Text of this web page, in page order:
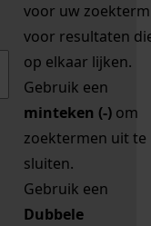
voor uw zoekterm
voor resultaten
op elkaar lijken.
Gebruik een
minteken (-) om
zoektermen uit te
sluiten.
Gebruik een
Dubbele